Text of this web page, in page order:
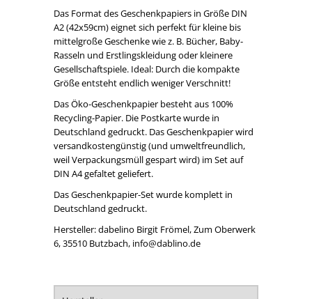
Das Format des Geschenkpapiers in Größe DIN
A2 (42x59cm) eignet sich perfekt für kleine bis
mittelgroße Geschenke wie z. B. Bücher, Baby-
Rasseln und Erstlingskleidung oder kleinere
Gesellschaftspiele. Ideal: Durch die kompakte
Größe entsteht endlich weniger Verschnitt!
Das Öko-Geschenkpapier besteht aus 100%
Recycling-Papier. Die Postkarte wurde in
Deutschland gedruckt. Das Geschenkpapier wird
versandkostengünstig (und umweltfreundlich,
weil Verpackungsmüll gespart wird) im Set auf
DIN A4 gefaltet geliefert.
Das Geschenkpapier-Set wurde komplett in
Deutschland gedruckt.
Hersteller: dabelino Birgit Frömel, Zum Oberwerk
6, 35510 Butzbach, info@dablino.de